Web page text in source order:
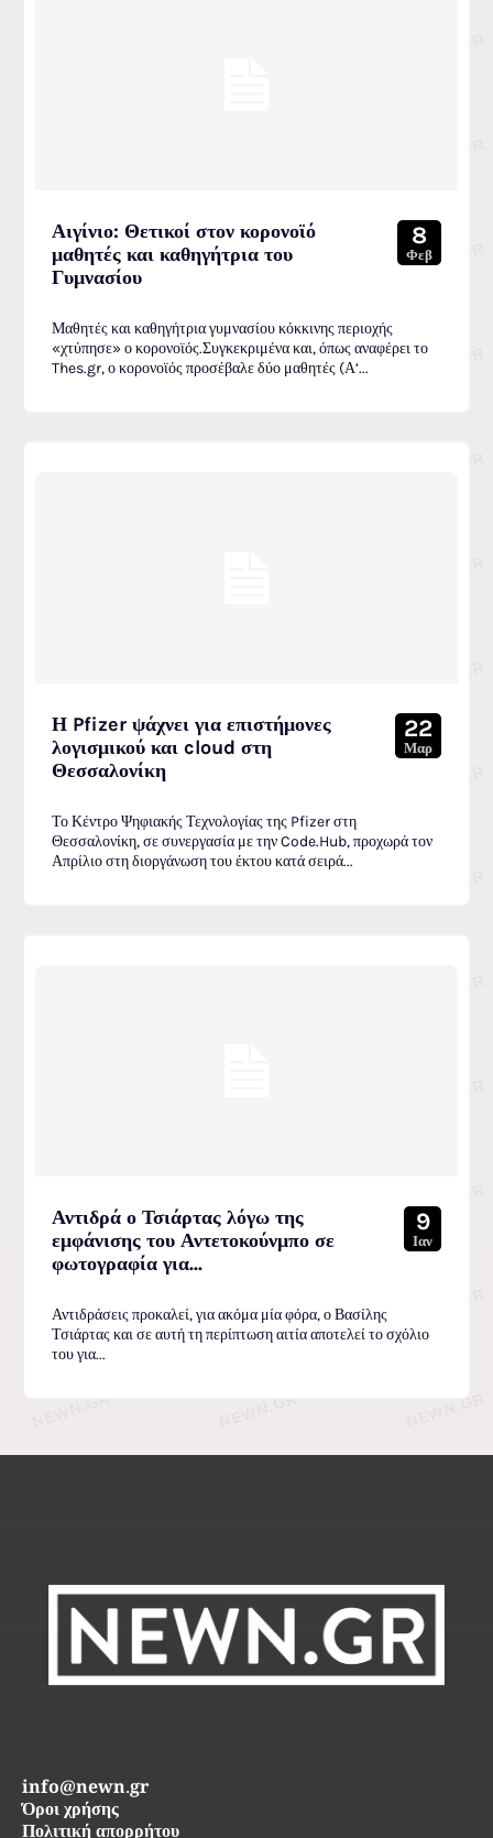
Αιγίνιο: Θετικοί στον κορονοϊό
μαθητές και καθηγήτρια του
Γυμνασίου
8
Φεβ
Μαθητές και καθηγήτρια γυμνασίου κόκκινης περιοχής
«χτύπησε» ο κορονοϊός.Συγκεκριμένα και, όπως αναφέρει το
Thes.gr, ο κορονοϊός προσέβαλε δύο μαθητές (Α’...
Η Pfizer ψάχνει για επιστήμονες
λογισμικού και cloud στη
Θεσσαλονίκη
22
Μαρ
Το Κέντρο Ψηφιακής Τεχνολογίας της Pfizer στη
Θεσσαλονίκη, σε συνεργασία με την Code.Hub, προχωρά τον
Απρίλιο στη διοργάνωση του έκτου κατά σειρά...
Αντιδρά ο Τσιάρτας λόγω της
εμφάνισης του Αντετοκούνμπο σε
φωτογραφία για...
9
Ιαν
Αντιδράσεις προκαλεί, για ακόμα μία φόρα, ο Βασίλης
Τσιάρτας και σε αυτή τη περίπτωση αιτία αποτελεί το σχόλιο
του για...
info@newn.gr
Όροι χρήσης